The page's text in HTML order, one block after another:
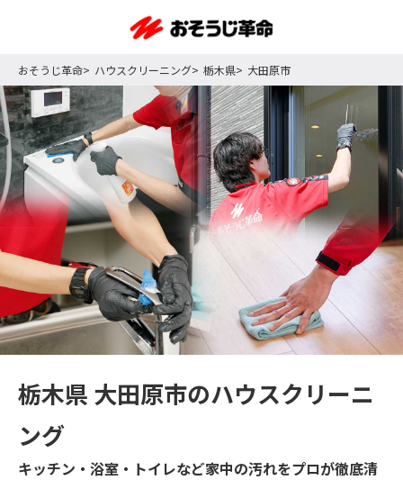
おそうじ革命 ハウスクリーニング 栃木県 大田原市
栃木県 大田原市のハウスクリーニ
ング
キッチン・浴室・トイレなど家中の汚れをプロが徹底清